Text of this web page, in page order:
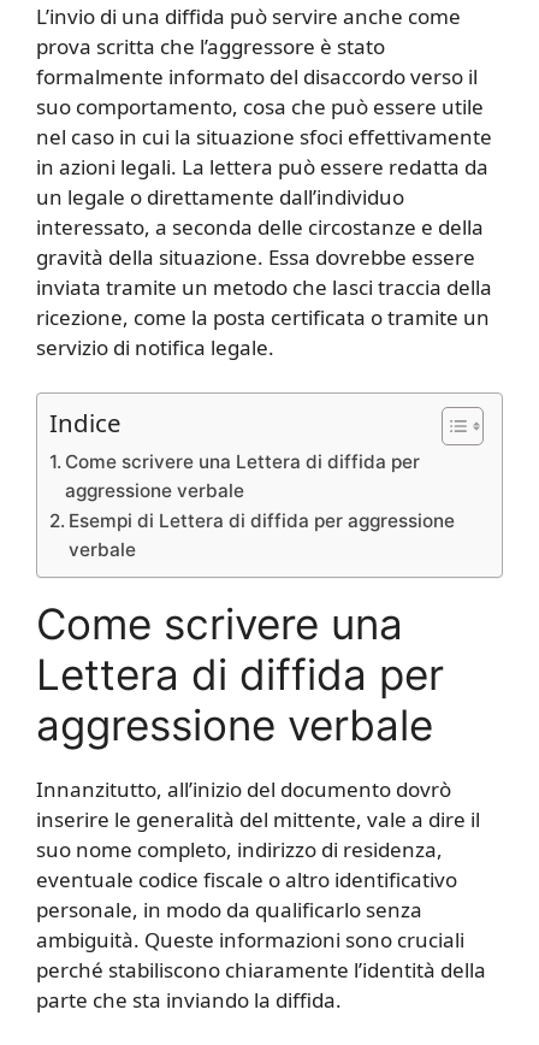
L’invio di una diffida può servire anche come
prova scritta che l’aggressore è stato
formalmente informato del disaccordo verso il
suo comportamento, cosa che può essere utile
nel caso in cui la situazione sfoci effettivamente
in azioni legali. La lettera può essere redatta da
un legale o direttamente dall’individuo
interessato, a seconda delle circostanze e della
gravità della situazione. Essa dovrebbe essere
inviata tramite un metodo che lasci traccia della
ricezione, come la posta certificata o tramite un
servizio di notifica legale.
Indice
Come scrivere una Lettera di diffida per
aggressione verbale
Esempi di Lettera di diffida per aggressione
verbale
Come scrivere una
Lettera di diffida per
aggressione verbale
Innanzitutto, all’inizio del documento dovrò
inserire le generalità del mittente, vale a dire il
suo nome completo, indirizzo di residenza,
eventuale codice fiscale o altro identificativo
personale, in modo da qualificarlo senza
ambiguità. Queste informazioni sono cruciali
perché stabiliscono chiaramente l’identità della
parte che sta inviando la diffida.